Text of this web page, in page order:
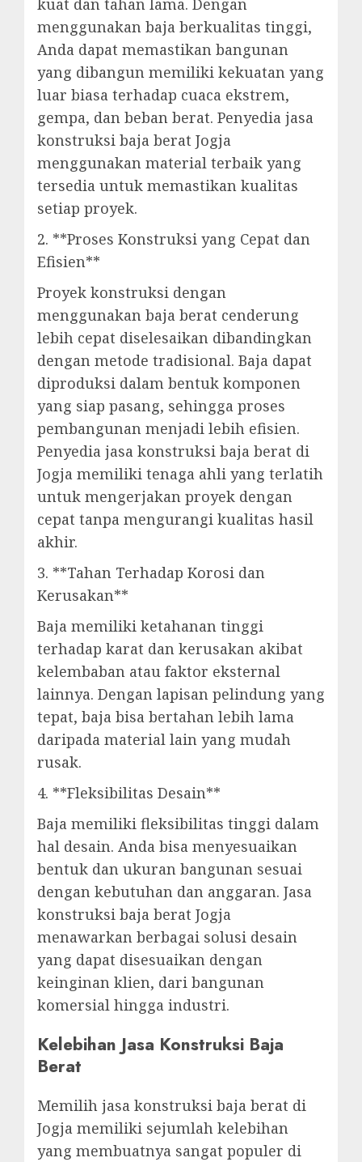
kuat dan tahan lama. Dengan
menggunakan baja berkualitas tinggi,
Anda dapat memastikan bangunan
yang dibangun memiliki kekuatan yang
luar biasa terhadap cuaca ekstrem,
gempa, dan beban berat. Penyedia jasa
konstruksi baja berat Jogja
menggunakan material terbaik yang
tersedia untuk memastikan kualitas
setiap proyek.
2. **Proses Konstruksi yang Cepat dan
Efisien**
Proyek konstruksi dengan
menggunakan baja berat cenderung
lebih cepat diselesaikan dibandingkan
dengan metode tradisional. Baja dapat
diproduksi dalam bentuk komponen
yang siap pasang, sehingga proses
pembangunan menjadi lebih efisien.
Penyedia jasa konstruksi baja berat di
Jogja memiliki tenaga ahli yang terlatih
untuk mengerjakan proyek dengan
cepat tanpa mengurangi kualitas hasil
akhir.
3. **Tahan Terhadap Korosi dan
Kerusakan**
Baja memiliki ketahanan tinggi
terhadap karat dan kerusakan akibat
kelembaban atau faktor eksternal
lainnya. Dengan lapisan pelindung yang
tepat, baja bisa bertahan lebih lama
daripada material lain yang mudah
rusak.
4. **Fleksibilitas Desain**
Baja memiliki fleksibilitas tinggi dalam
hal desain. Anda bisa menyesuaikan
bentuk dan ukuran bangunan sesuai
dengan kebutuhan dan anggaran. Jasa
konstruksi baja berat Jogja
menawarkan berbagai solusi desain
yang dapat disesuaikan dengan
keinginan klien, dari bangunan
komersial hingga industri.
Kelebihan Jasa Konstruksi Baja
Berat
Memilih jasa konstruksi baja berat di
Jogja memiliki sejumlah kelebihan
yang membuatnya sangat populer di